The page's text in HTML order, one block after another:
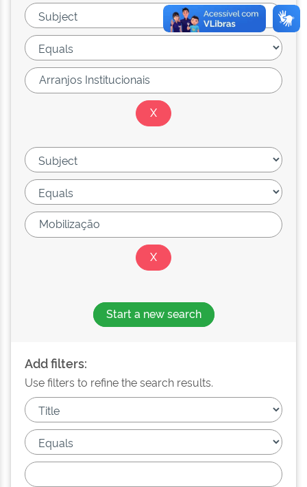
Start a new search
Add filters:
Use filters to refine the search results.